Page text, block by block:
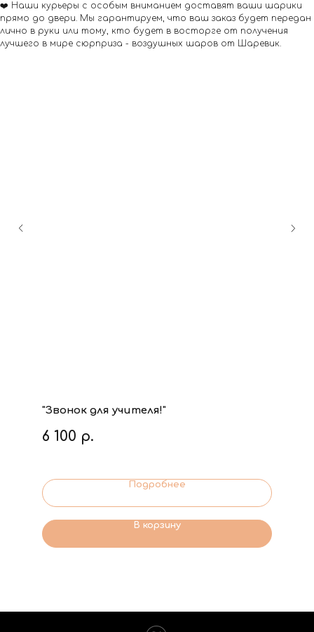
❤️ Наши курьеры с особым вниманием доставят ваши шарики
прямо до двери. Мы гарантируем, что ваш заказ будет передан
лично в руки или тому, кто будет в восторге от получения
лучшего в мире сюрприза - воздушных шаров от Шаревик.
"Звонок для учителя!"
6 100 р.
Подробнее
В корзину